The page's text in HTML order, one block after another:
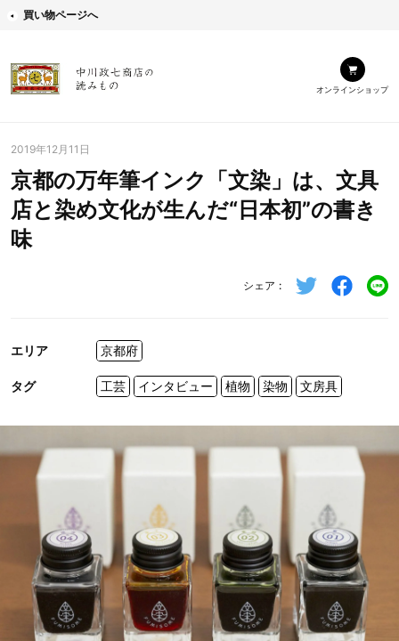
買い物ページへ
オンラインショップ
2019年12月11日
京都の万年筆インク「文染」は、文具
店と染め文化が生んだ“日本初”の書き
味
シェア
エリア 京都府
タグ 工芸 インタビュー 植物 染物 文房具